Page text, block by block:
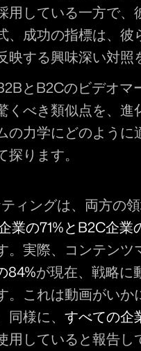
用している一方で、
、成功の指標は、
する興味深い対照
とB2Cのビデオマ
くべき類似点を、
の力学にどのよう
ります。
ィングは、両方の
業の71%とB2C企業
。実際、コンテンツ
84%が現在、戦略に
。これは動画がい
同様に、すべての企
用していると報告